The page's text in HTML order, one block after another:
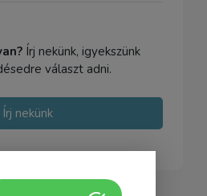
Írj nekünk, igyekszünk
választ adni.
Írj nekünk